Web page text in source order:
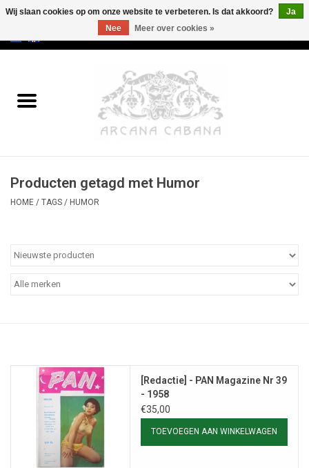
Oud & Zeldzaam
Erotica
Categorieën
Producten getagd met Humor
HOME / TAGS / HUMOR
[Redactie] - PAN Magazine Nr 39
- 1958
€35,00
TOEVOEGEN AAN WINKELWAGEN
Wij slaan cookies op om onze website te verbeteren. Is dat akkoord?
Ja
Nee
Meer over cookies »